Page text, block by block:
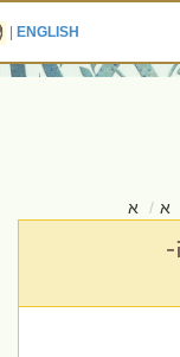
ENGLISH
|
א